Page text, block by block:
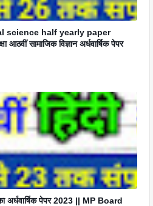
science half yearly paper
सामाजिक विज्ञान अर्धवार्षिक पेपर
का अर्धवार्षिक पेपर 2023 || MP Board